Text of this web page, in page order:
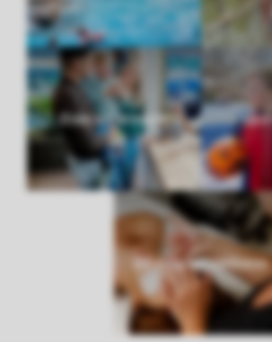
Eten en drinken
Beauty en wellness